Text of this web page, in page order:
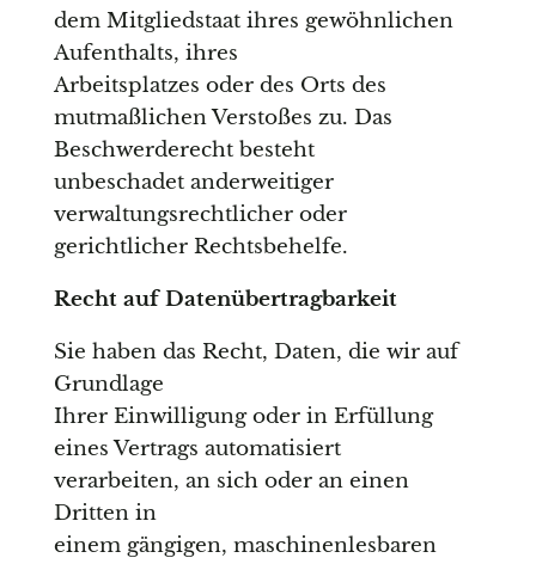
dem Mitgliedstaat ihres gewöhnlichen
Aufenthalts, ihres
Arbeitsplatzes oder des Orts des
mutmaßlichen Verstoßes zu. Das
Beschwerderecht besteht
unbeschadet anderweitiger
verwaltungsrechtlicher oder
gerichtlicher Rechtsbehelfe.
Recht auf Daten­übertrag­barkeit
Sie haben das Recht, Daten, die wir auf
Grundlage
Ihrer Einwilligung oder in Erfüllung
eines Vertrags automatisiert
verarbeiten, an sich oder an einen
Dritten in
einem gängigen, maschinenlesbaren